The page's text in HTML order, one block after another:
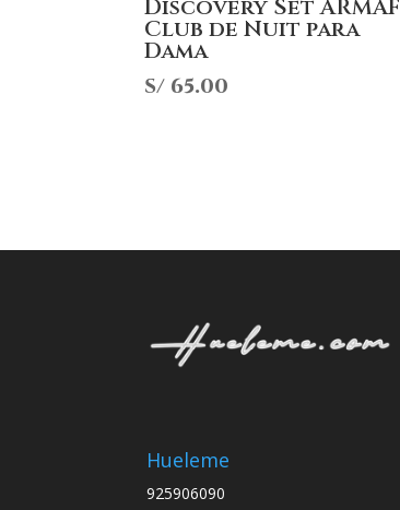
Discovery Set ARMAF
Club de Nuit para
Dama
S/ 65.00
Hueleme
925906090